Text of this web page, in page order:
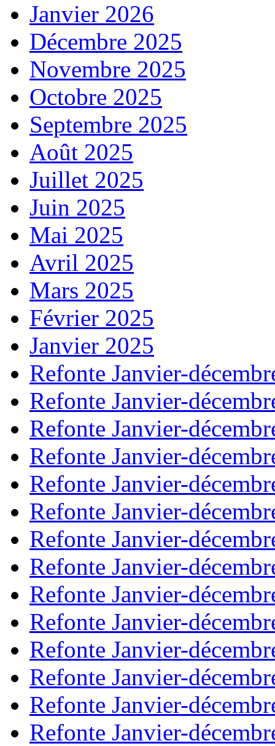
Janvier 2026
Décembre 2025
Novembre 2025
Octobre 2025
Septembre 2025
Août 2025
Juillet 2025
Juin 2025
Mai 2025
Avril 2025
Mars 2025
Février 2025
Janvier 2025
Refonte Janvier-
Refonte Janvier-
Refonte Janvier-
Refonte Janvier-
Refonte Janvier-
Refonte Janvier-
Refonte Janvier-
Refonte Janvier-
Refonte Janvier-
Refonte Janvier-
Refonte Janvier-
Refonte Janvier-
Refonte Janvier-
Refonte Janvier-